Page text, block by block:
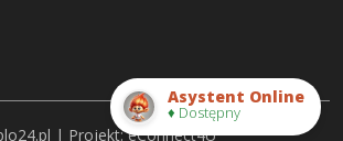
Asystent Online
♦ Dostępny
| Projekt:eConnect4U